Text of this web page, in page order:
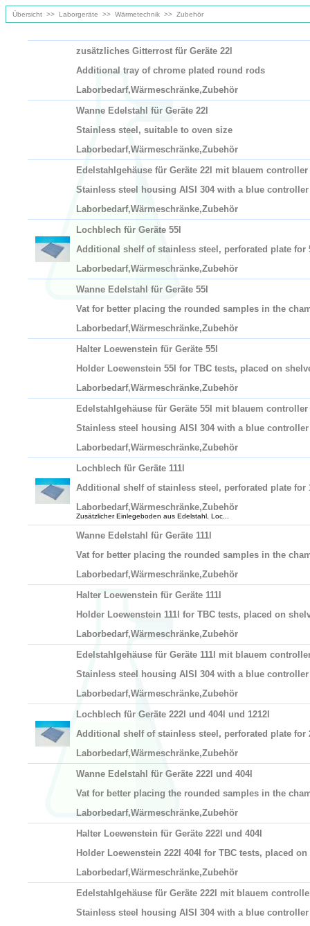
Übersicht >> Laborgeräte >> Wärmetechnik >> Zubehör
zusätzliches Gitterrost für Geräte 22l
Additional tray of chrome plated round rods
Laborbedarf,Wärmeschränke,Zubehör
Wanne Edelstahl für Geräte 22l
Stainless steel, suitable to oven size
Laborbedarf,Wärmeschränke,Zubehör
Edelstahlgehäuse für Geräte 22l mit blauem controller
Stainless steel housing AISI 304 with a blue controller
Laborbedarf,Wärmeschränke,Zubehör
Lochblech für Geräte 55l
Additional shelf of stainless steel, perforated plate for
Laborbedarf,Wärmeschränke,Zubehör
Wanne Edelstahl für Geräte 55l
Vat for better placing the rounded samples in the
Laborbedarf,Wärmeschränke,Zubehör
Halter Loewenstein für Geräte 55l
Holder Loewenstein 55l for TBC tests, placed on
Laborbedarf,Wärmeschränke,Zubehör
Edelstahlgehäuse für Geräte 55l mit blauem controller
Stainless steel housing AISI 304 with a blue controller
Laborbedarf,Wärmeschränke,Zubehör
Lochblech für Geräte 111l
Additional shelf of stainless steel, perforated plate for
Laborbedarf,Wärmeschränke,Zubehör
Zusätzlicher Einlegeboden aus Edelstahl, Loc...
Wanne Edelstahl für Geräte 111l
Vat for better placing the rounded samples in the
Laborbedarf,Wärmeschränke,Zubehör
Halter Loewenstein für Geräte 111l
Holder Loewenstein 111l for TBC tests, placed on
Laborbedarf,Wärmeschränke,Zubehör
Edelstahlgehäuse für Geräte 111l mit blauem
Stainless steel housing AISI 304 with a blue controller
Laborbedarf,Wärmeschränke,Zubehör
Lochblech für Geräte 222l und 404l und 1212l
Additional shelf of stainless steel, perforated plate for
Laborbedarf,Wärmeschränke,Zubehör
Wanne Edelstahl für Geräte 222l und 404l
Vat for better placing the rounded samples in the
Laborbedarf,Wärmeschränke,Zubehör
Halter Loewenstein für Geräte 222l und 404l
Holder Loewenstein 222l 404l for TBC tests, placed
Laborbedarf,Wärmeschränke,Zubehör
Edelstahlgehäuse für Geräte 222l mit blauem
Stainless steel housing AISI 304 with a blue controller